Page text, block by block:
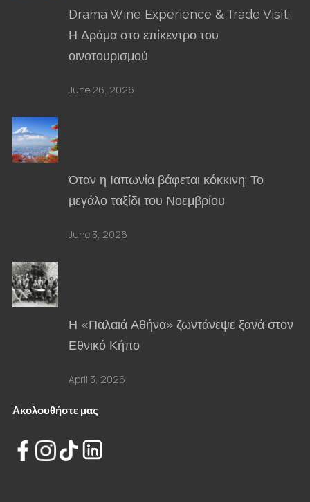
Drama Wine Experience & Trade Visit:
Η Δράμα στο επίκεντρο του
οινοτουρισμού
June 26, 2026
Όταν η Ιαπωνία βάφεται κόκκινη: Το
μεγάλο ταξίδι του Νοεμβρίου
June 3, 2026
Η «Παλαιά Αθήνα» ζωντάνεψε ξανά στον
Εθνικό Κήπο
April 3, 2026
Ακολουθήστε μας